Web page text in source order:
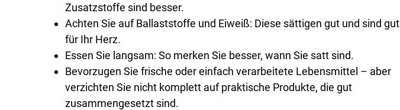
Zusatzstoffe sind besser.
Achten Sie auf Ballaststoffe und Eiweiß: Diese sättigen gut und sind gut
für Ihr Herz.
Essen Sie langsam: So merken Sie besser, wann Sie satt sind.
Bevorzugen Sie frische oder einfach verarbeitete Lebensmittel – aber
verzichten Sie nicht komplett auf praktische Produkte, die gut
zusammengesetzt sind.